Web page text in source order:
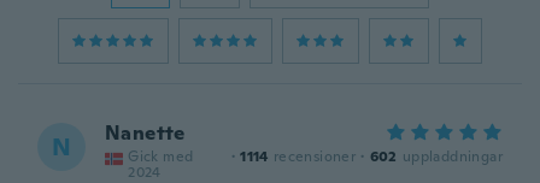
N Nanette
Gick med
2024
· 1114 recensioner · 602 uppladdningar